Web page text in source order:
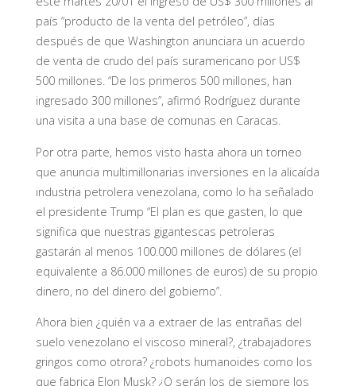
país “producto de la venta del petróleo”, días
después de que Washington anunciara un acuerdo
de venta de crudo del país suramericano por US$
500 millones. “De los primeros 500 millones, han
ingresado 300 millones”, afirmó Rodríguez durante
una visita a una base de comunas en Caracas.
Por otra parte, hemos visto hasta ahora un torneo
que anuncia multimillonarias inversiones en la alicaída
industria petrolera venezolana, como lo ha señalado
el presidente Trump “El plan es que gasten, lo que
significa que nuestras gigantescas petroleras
gastarán al menos 100.000 millones de dólares (el
equivalente a 86.000 millones de euros) de su propio
dinero, no del dinero del gobierno”.
Ahora bien ¿quién va a extraer de las entrañas del
suelo venezolano el viscoso mineral?, ¿trabajadores
gringos como otrora? ¿robots humanoides como los
que fabrica Elon Musk? ¿O serán los de siempre los